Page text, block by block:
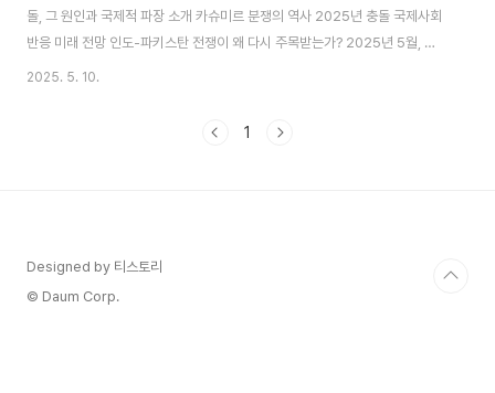
돌, 그 원인과 국제적 파장 소개 카슈미르 분쟁의 역사 2025년 충돌 국제사회
반응 미래 전망 인도-파키스탄 전쟁이 왜 다시 주목받는가? 2025년 5월, 인
도와 파키스탄은 카슈미르 지역을 둘러싼 긴장 고조로 인해 6년 만에 가장 심
국 간의 전면전 가능성을 우려하게 만들며 국제사회의 이목을 집중시켰습니다.
2025. 5. 10.
1
Designed by 티스토리
© Daum Corp.